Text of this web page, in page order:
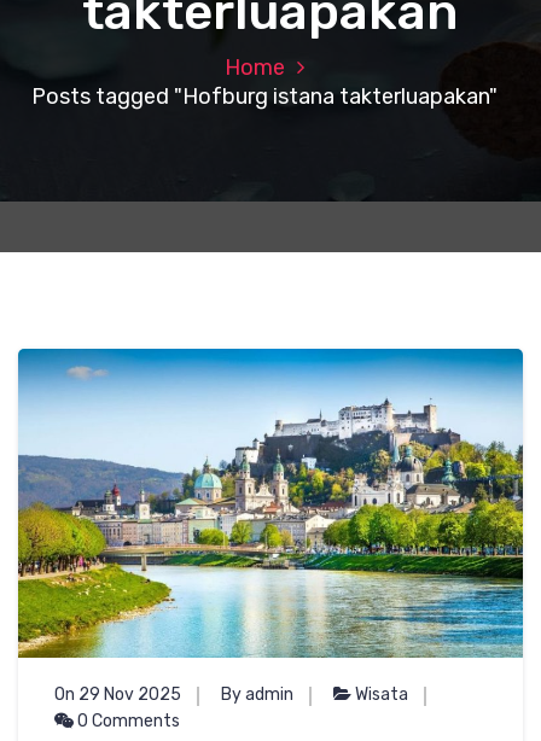
takterluapakan
Home
Posts tagged "Hofburg istana takterluapakan"
On 29 Nov 2025 By admin
Wisata
0 Comments